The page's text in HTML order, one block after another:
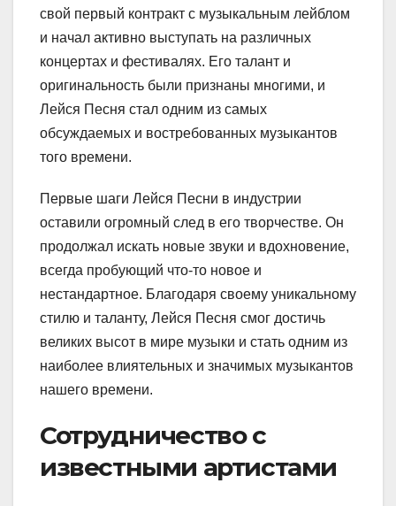
свой первый контракт с музыкальным лейблом
и начал активно выступать на различных
концертах и фестивалях. Его талант и
оригинальность были признаны многими, и
Лейся Песня стал одним из самых
обсуждаемых и востребованных музыкантов
того времени.
Первые шаги Лейся Песни в индустрии
оставили огромный след в его творчестве. Он
продолжал искать новые звуки и вдохновение,
всегда пробующий что-то новое и
нестандартное. Благодаря своему уникальному
стилю и таланту, Лейся Песня смог достичь
великих высот в мире музыки и стать одним из
наиболее влиятельных и значимых музыкантов
нашего времени.
Сотрудничество с
известными артистами